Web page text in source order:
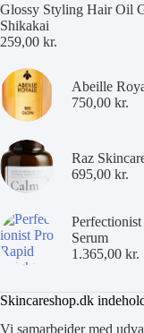
Glossy Styling Hair Oil
Shikakai
259,00 kr.
Abeille
750,00 kr.
Raz
695,00 kr.
Serum
1.365,00 kr.
Skincareshop.dk
Vi samarbejder med